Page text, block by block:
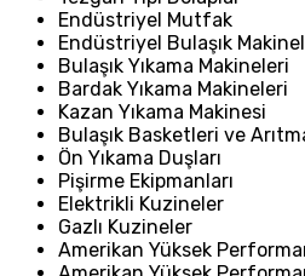
Endüstriyel Mutfak
Endüstriyel Bulaşık
Bulaşık Yıkama Makineleri
Bardak Yıkama Makineleri
Kazan Yıkama Makinesi
Bulaşık Basketleri ve
Ön Yıkama Duşları
Pişirme Ekipmanları
Elektrikli Kuzineler
Gazlı Kuzineler
Amerikan Yüksek